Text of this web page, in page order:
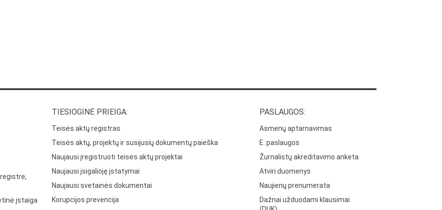
įstaiga
TIESIOGINĖ PRIEIGA:
Teisės aktų registras
Teisės aktų, projektų ir susijusių dokumentų paieška
Naujausi įregistruoti teisės aktų projektai
Naujausi įsigalioję įstatymai
Naujausi svetainės dokumentai
Korupcijos prevencija
PASLAUGOS:
Asmenų aptarnavimas
E. paslaugos
Žurnalistų akreditavimo anketa
Atviri duomenys
Naujienų prenumerata
Dažnai užduodami klausimai